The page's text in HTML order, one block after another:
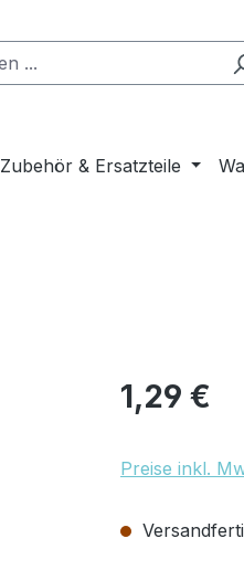
Zubehör & Ersatzteile
Regulärer Preis:
1,29 €
Preise inkl.